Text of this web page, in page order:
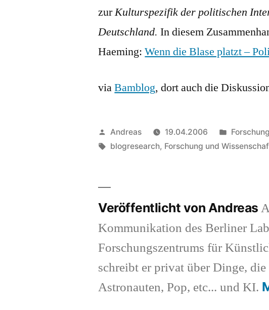
zurKulturspezifik der politischen
Deutschland. In diesem
Haeming:Wenn die Blase platzt –
viaBamblog, dort auch die
Veröffentlicht
von
Andreas 19.04.2006
in
Schlagwörter:
blogresearch, Forschung und
Veröffentlicht von Andreas
Kommunikation des Berliner
Forschungszentrums für
schreibt er privat über Dinge,
Astronauten, Pop, etc... und KI.